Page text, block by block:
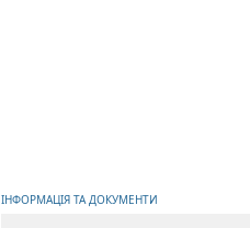
ІНФОРМАЦІЯ ТА ДОКУМЕНТИ